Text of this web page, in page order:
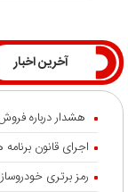
آخرین اخبار
هشدار درباره
اجرای قانون
رمز برتری